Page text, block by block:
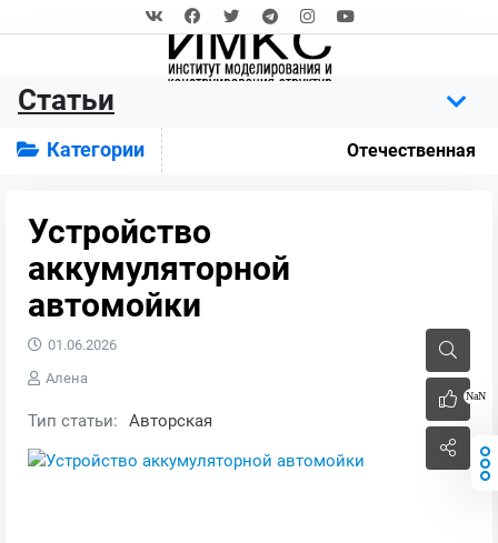
Статьи
Категории Отечественная
Устройство
аккумуляторной
автомойки
NaN
01.06.2026
Алена
Тип статьи: Авторская